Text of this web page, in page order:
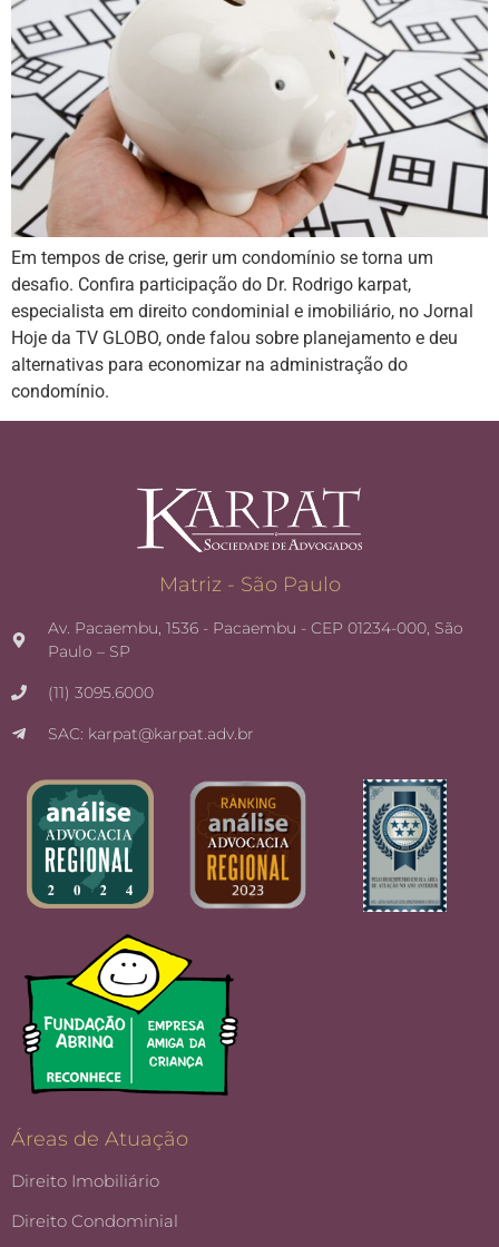
Em tempos de crise, gerir um condomínio se torna um
desafio. Confira participação do Dr. Rodrigo karpat,
especialista em direito condominial e imobiliário, no Jornal
Hoje da TV GLOBO, onde falou sobre planejamento e deu
alternativas para economizar na administração do
condomínio.
Matriz - São Paulo
Av. Pacaembu, 1536 - Pacaembu - CEP 01234-000, São
Paulo – SP
(11) 3095.6000
SAC: karpat@karpat.adv.br
Áreas de Atuação
Direito Imobiliário
Direito Condominial